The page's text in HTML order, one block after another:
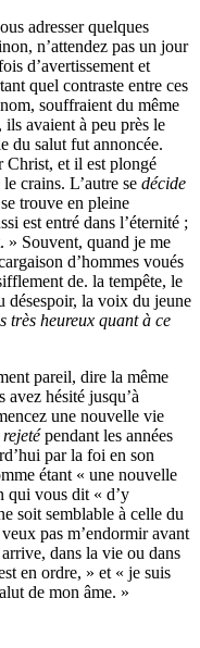
adresser quelques
n’attendez pas un jour
d’avertissement et
quel contraste entre ces
souffraient du même
avaient à peu près le
du salut fut annoncée.
Christ, et il est plongé
crains. L’autre se décide
trouve en pleine
est entré dans l’éternité ;
» Souvent, quand je me
d’hommes voués
de. la tempête, le
désespoir, la voix du jeune
très heureux quant à ce
pareil, dire la même
hésité jusqu’à
une nouvelle vie
rejetépendant les années
par la foi en son
étant « une nouvelle
qui vous dit « d’y
soit semblable à celle du
pas m’endormir avant
dans la vie ou dans
en ordre, » et « je suis
de mon âme. »